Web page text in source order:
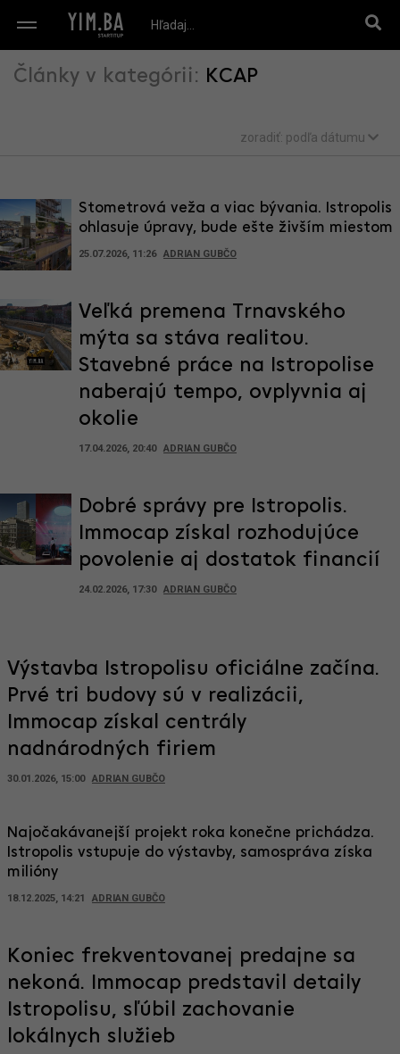
Články v kategórii: KCAP
zoradiť: podľa dátumu
Stometrová veža a viac bývania. Istropolis
ohlasuje úpravy, bude ešte živším miestom
25.07.2026, 11:26 ADRIAN GUBČO
Veľká premena Trnavského
mýta sa stáva realitou.
Stavebné práce na Istropolise
naberajú tempo, ovplyvnia aj
okolie
17.04.2026, 20:40 ADRIAN GUBČO
Dobré správy pre Istropolis.
Immocap získal rozhodujúce
povolenie aj dostatok financií
24.02.2026, 17:30 ADRIAN GUBČO
Výstavba Istropolisu oficiálne začína.
Prvé tri budovy sú v realizácii,
Immocap získal centrály
nadnárodných firiem
30.01.2026, 15:00 ADRIAN GUBČO
Najočakávanejší projekt roka konečne prichádza.
Istropolis vstupuje do výstavby, samospráva získa
milióny
18.12.2025, 14:21 ADRIAN GUBČO
Koniec frekventovanej predajne sa
nekoná. Immocap predstavil detaily
Istropolisu, sľúbil zachovanie
lokálnych služieb